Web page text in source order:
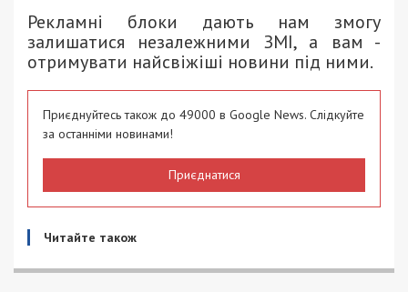
Рекламні блоки дають нам змогу
залишатися незалежними ЗМІ, а вам -
отримувати найсвіжіші новини під ними.
Приєднуйтесь також до 49000 в Google News. Слідкуйте
за останніми новинами!
Приєднатися
Читайте також